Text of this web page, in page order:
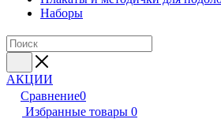
Наборы
АКЦИИ
Сравнение0
Избранные товары 0